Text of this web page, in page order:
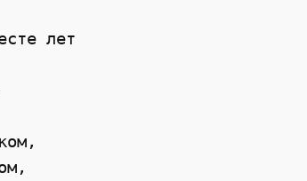
лет